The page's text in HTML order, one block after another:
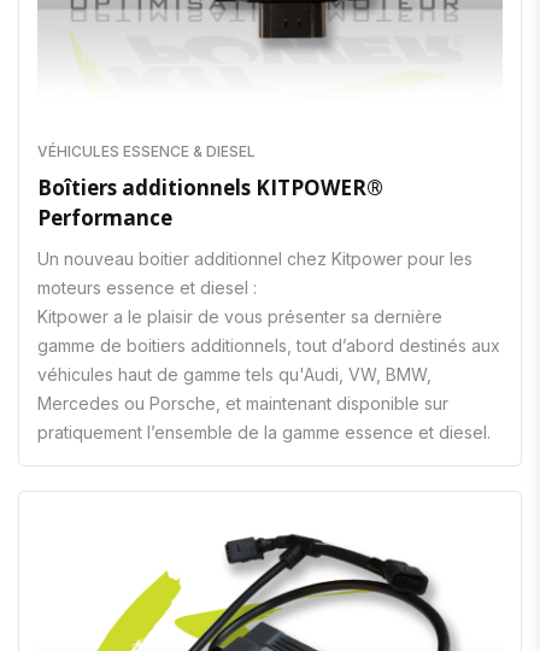
VÉHICULES ESSENCE & DIESEL
Boîtiers additionnels KITPOWER®
Performance
Un nouveau boitier additionnel chez Kitpower pour les
moteurs essence et diesel :
Kitpower a le plaisir de vous présenter sa dernière
gamme de boitiers additionnels, tout d’abord destinés aux
véhicules haut de gamme tels qu'Audi, VW, BMW,
Mercedes ou Porsche, et maintenant disponible sur
pratiquement l’ensemble de la gamme essence et diesel.